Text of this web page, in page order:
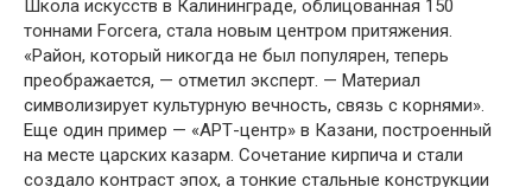
Школа искусств в Калининграде, облицованная 150
тоннами Forcera, стала новым центром притяжения.
«Район, который никогда не был популярен, теперь
преображается, — отметил эксперт. — Материал
символизирует культурную вечность, связь с корнями».
Еще один пример — «АРТ-центр» в Казани, построенный
на месте царских казарм. Сочетание кирпича и стали
создало контраст эпох, а тонкие стальные конструкции